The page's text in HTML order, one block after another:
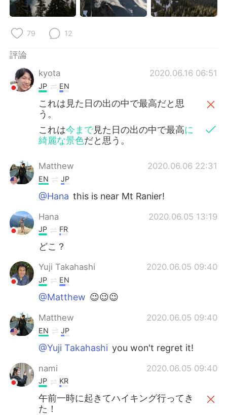
79 12
評論
kyota
2020.06.16 06:51
JP EN
これは見た日の出の中で最高だと思
う。
これは今まで見た日の出の中で最高に
綺麗な景色だと思う。
Matthew 2020.06.06 22:31
EN JP
@Hana this is near Mt Ranier!
Hana 2020.06.05 13:19
JP FR
どこ？
Yuji Takahashi 2020.06.05 09:40
JP EN
@Matthew 😉😉😉
Matthew 2020.06.05 09:40
EN JP
@Yuji Takahashi you won't regret it!
nami 2020.06.05 09:40
JP KR
午前一時に起きてハイキング行ってき
た！